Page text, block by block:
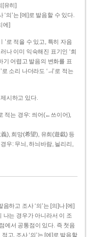
[유히]
‘의’는 [에]로 발음할 수 있다.
에]
’로 적을 수 있고, 특히 자음
나 이미 익숙해진 표기인 ‘희
기 어렵고 발음의 변화를 표
로 소리 나더라도 ‘ㅢ’로 적는
시하고 있다.
적는 경우: 씌어(←쓰이어),
), 희망(希望), 유희(遊戱) 등
우: 무늬, 하늬바람, 늴리리,
음하고 조사 ‘의’는 [의]나 [에]
나는 경우가 아니라서 이 조
에서 공통점이 있다. 즉 첫음
고, 조사 ‘의’는 [에]로 발음할